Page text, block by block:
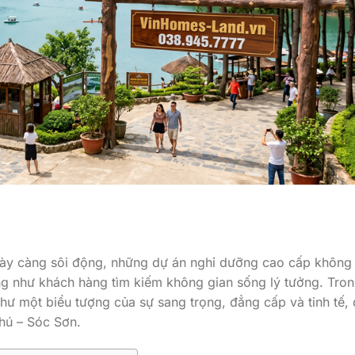
càng sôi động, những dự án nghỉ dưỡng cao cấp không
như khách hàng tìm kiếm không gian sống lý tưởng.
một biểu tượng của sự sang trọng, đẳng cấp và tinh tế,
– Sóc Sơn.